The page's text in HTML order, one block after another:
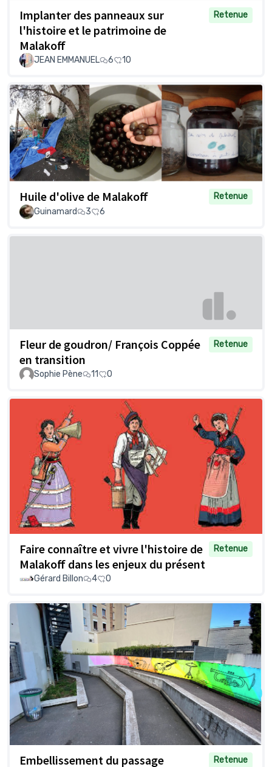
Implanter des panneaux sur
l'histoire et le patrimoine de
Malakoff
Retenue
JEAN EMMANUEL 6 10
Huile d'olive de Malakoff
Retenue
Guinamard
3 6
Fleur de goudron/ François Coppée
en transition
Retenue
Sophie Pène 11 0
Faire connaître et vivre l'histoire de
Malakoff dans les enjeux du présent
Retenue
Gérard Billon 4 0
Embellissement du passage Retenue